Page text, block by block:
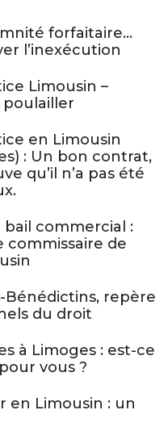
forfaitaire…
l’inexécution
Limousin –
poulailler
en Limousin
: Un bon contrat,
qu’il n’a pas été
bail commercial :
commissaire de
Bénédictins, repère
du droit
à Limoges : est-ce
vous ?
en Limousin : un